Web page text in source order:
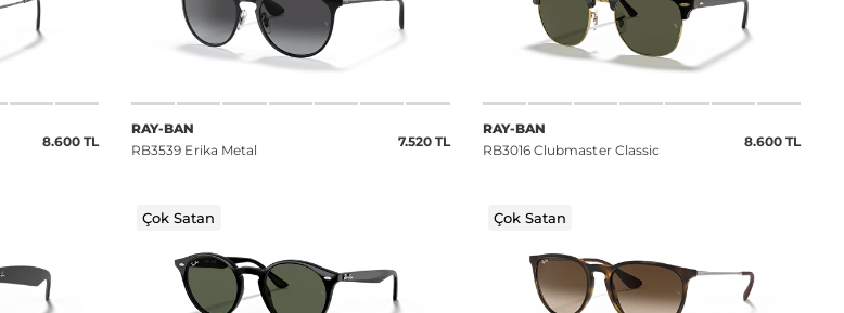
8.600 TL
RAY-BAN
RB3539 Erika Metal
7.520 TL
RAY-BAN
RB3016 Clubmaster Classic
8.600 TL
Çok Satan Çok Satan